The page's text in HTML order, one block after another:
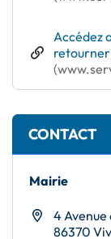
Accédez
CONTACT
Mairie
4 Avenue
86370